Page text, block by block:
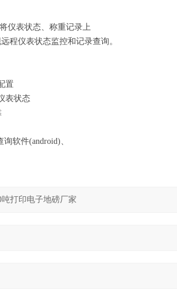
仪表状态、称重记录上
程仪表状态监控和记录查询。
置
表状态
软件(android)、